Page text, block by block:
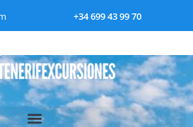
+34 699 43 99 70